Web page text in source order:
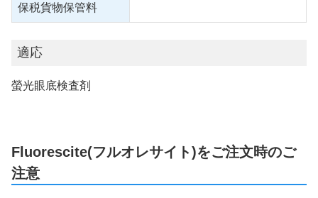
保税貨物保管料
適応
螢光眼底検査剤
Fluorescite(フルオレサイト)をご注文時のご
注意